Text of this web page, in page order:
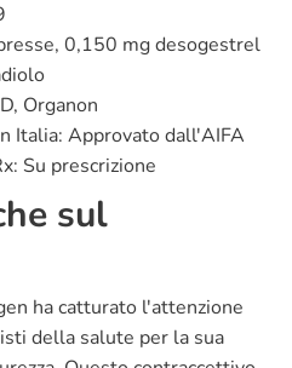
0,150 mg desogestrel
Organon
Italia: Approvato dall'AIFA
Su prescrizione
sul
ha catturato l'attenzione
della salute per la sua